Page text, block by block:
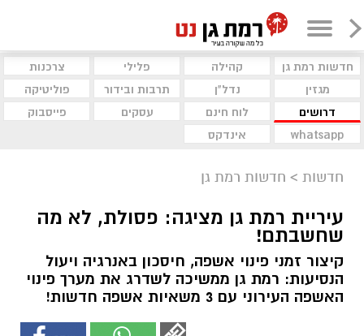
חדשות רמת גן קהילה פלילי
צרכנות
מגזין
נדל"ן תרבות ובידור
פוליטיקה
דרושים
לוח חינם עסקים
פייסבוק
whatsapp
אינדקס
חדשות > חדשות רמת גן
עיריית רמת גן מציגה: פסולת, לא מה
שחשבתם!
קיצור זמני פינוי אשפה, חיסכון באנרגיה ויעול
הנסיעות: רמת גן ממשיכה לשדרג את מערך פינוי
האשפה העירוני עם 3 משאיות אשפה חדשות!